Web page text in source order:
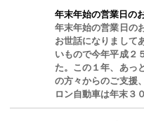
年末年始の営業日の
年末年始の営業日の
お世話になりまして
いもので今年平成２
た。この１年、あっ
の方々からのご支援
ロン自動車は年末３